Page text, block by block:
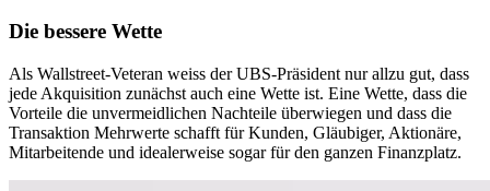
Die bessere Wette
Als Wallstreet-Veteran weiss der UBS-Präsident nur allzu gut, dass
jede Akquisition zunächst auch eine Wette ist. Eine Wette, dass die
Vorteile die unvermeidlichen Nachteile überwiegen und dass die
Transaktion Mehrwerte schafft für Kunden, Gläubiger, Aktionäre,
Mitarbeitende und idealerweise sogar für den ganzen Finanzplatz.